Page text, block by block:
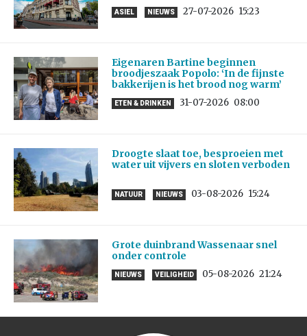
ASIEL NIEUWS 27-07-2026 15:23
Eigenaren Bartine beginnen
broodjeszaak Popolo: ‘In de fijnste
bakkerijen is het brood nog warm’
ETEN & DRINKEN 31-07-2026 08:00
Droogte slaat toe, besproeien met
water uit vijvers en sloten verboden
NATUUR NIEUWS 03-08-2026 15:24
Grote duinbrand Wassenaar snel
onder controle
NIEUWS VEILIGHEID 05-08-2026 21:24